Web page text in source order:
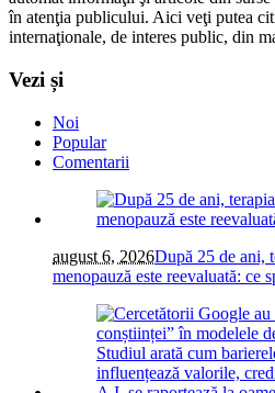
în atenţia publicului. Aici veţi putea
internaţionale, de interes public, din
Vezi și
Noi
Popular
Comentarii
august 6, 2026După 25 de ani,
menopauză este reevaluată: ce